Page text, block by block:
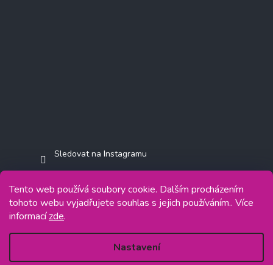
Tento web používá soubory cookie. Dalším procházením
tohoto webu vyjadřujete souhlas s jejich používáním.. Více
informacízde.
Nastavení
Sledovat na Instagramu
Copyright 2026
Grafický návrh vytvořil a na Shoptet implementoval